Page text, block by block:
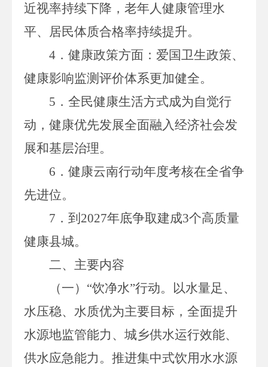
近视率持续下降，老年人健康管理水
平、居民体质合格率持续提升。
4 ． 健康政策方面：爱国卫生政策、
健康影响监测评价体系更加健全。
5 ． 全民健康生活方式成为自觉行
动，健康优先发展全面融入经济社会发
展和基层治理。
6 ． 健康云南行动年度考核在全省争
先进位。
7 ． 到 2027年底争取建成3个高质量
健康县城。
二、主要内容
（一） “饮净水”行动。
以水量足、
水压稳、水质优为主要目标，全面提升
水源地监管能力、城乡供水运行效能、
供水应急能力。推进集中式饮用水水源